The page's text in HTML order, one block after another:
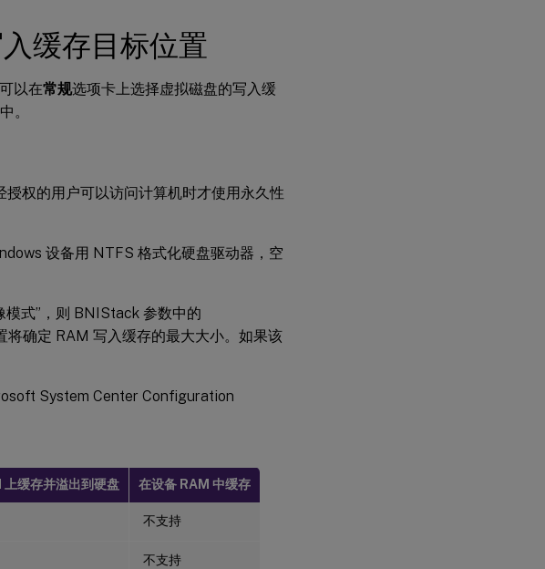
缓存目标位置
以在常规选项卡上选择虚拟磁盘的写入缓
。
权的用户可以访问计算机时才使用永久性
设备用 NTFS 格式化硬盘驱动器，空
模式”，则 BNIStack 参数中的
确定 RAM 写入缓存的最大大小。如果该
System Center Configuration
上缓存并溢出到硬盘 在设备 RAM 中缓存
不支持
不支持